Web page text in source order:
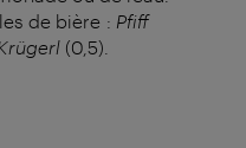
de bière : Pfiff
(0,5).